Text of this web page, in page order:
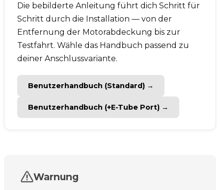
Die bebilderte Anleitung führt dich Schritt für
Schritt durch die Installation — von der
Entfernung der Motorabdeckung bis zur
Testfahrt. Wähle das Handbuch passend zu
deiner Anschlussvariante.
Benutzerhandbuch (Standard) →
Benutzerhandbuch (+E-Tube Port) →
Warnung